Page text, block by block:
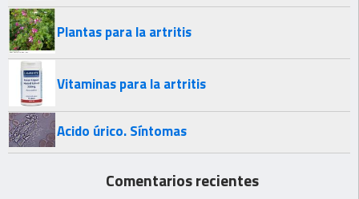
Plantas para la artritis
Vitaminas para la artritis
Acido úrico. Síntomas
Comentarios recientes